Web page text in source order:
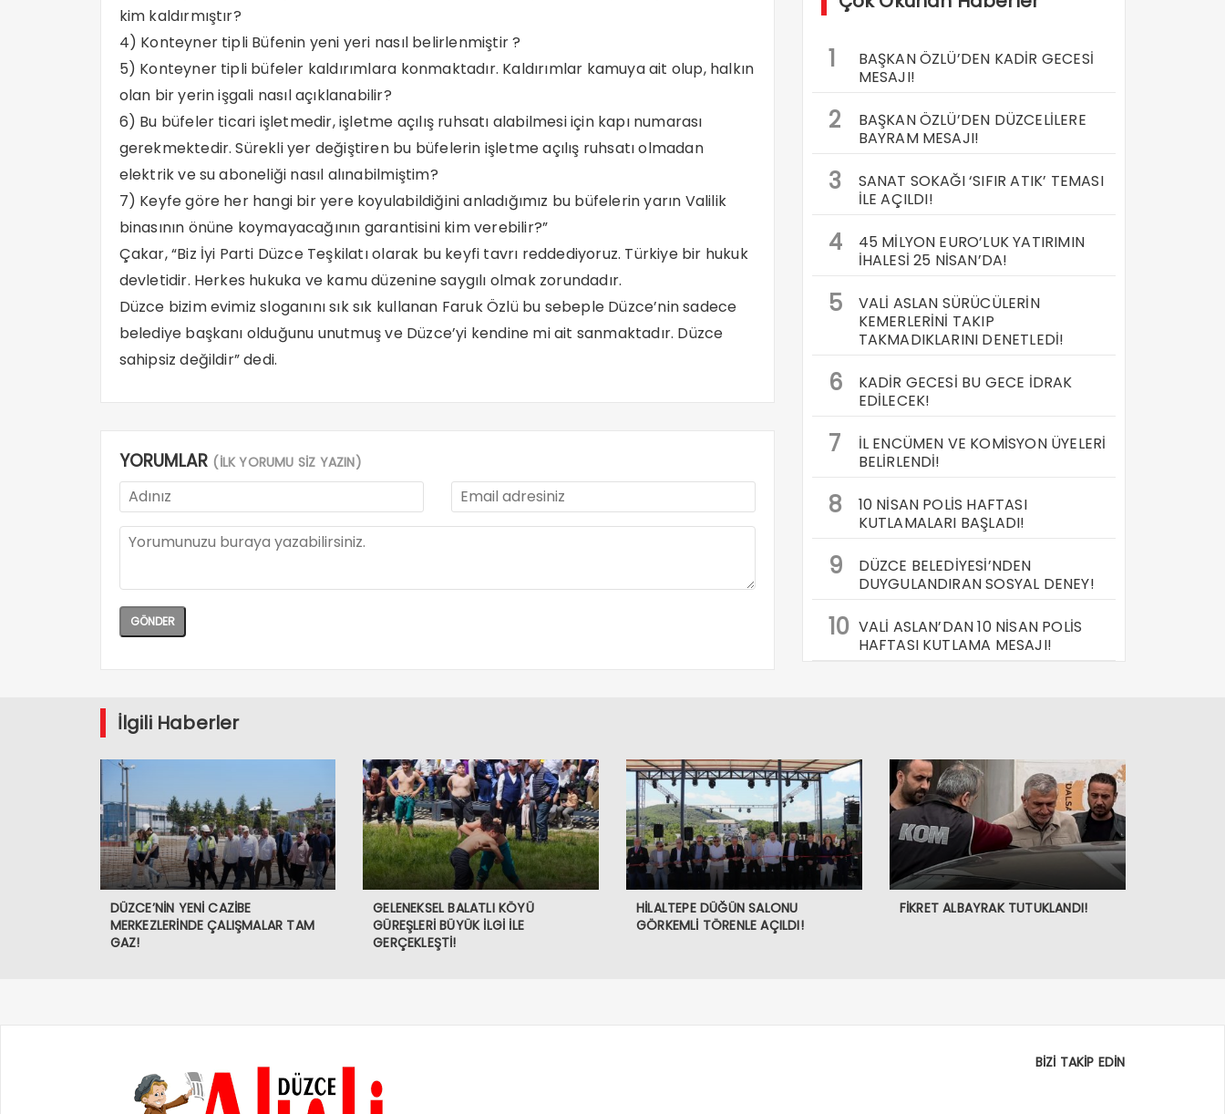
kim kaldırmıştır?
4) Konteyner tipli Büfenin yeni yeri nasıl belirlenmiştir ?
5) Konteyner tipli büfeler kaldırımlara konmaktadır. Kaldırımlar kamuya ait olup, halkın
olan bir yerin işgali nasıl açıklanabilir?
6) Bu büfeler ticari işletmedir, işletme açılış ruhsatı alabilmesi için kapı numarası
gerekmektedir. Sürekli yer değiştiren bu büfelerin işletme açılış ruhsatı olmadan
elektrik ve su aboneliği nasıl alınabilmiştim?
7) Keyfe göre her hangi bir yere koyulabildiğini anladığımız bu büfelerin yarın Valilik
binasının önüne koymayacağının garantisini kim verebilir?”
Çakar, “Biz İyi Parti Düzce Teşkilatı olarak bu keyfi tavrı reddediyoruz. Türkiye bir hukuk
devletidir. Herkes hukuka ve kamu düzenine saygılı olmak zorundadır.
Düzce bizim evimiz sloganını sık sık kullanan Faruk Özlü bu sebeple Düzce’nin sadece
belediye başkanı olduğunu unutmuş ve Düzce’yi kendine mi ait sanmaktadır. Düzce
sahipsiz değildir” dedi.
YORUMLAR (İLK YORUMU SİZ YAZIN)
1
BAŞKAN ÖZLÜ’DEN KADİR GECESİ
MESAJI!
2
BAŞKAN ÖZLÜ’DEN DÜZCELİLERE
BAYRAM MESAJI!
3
SANAT SOKAĞI ‘SIFIR ATIK’ TEMASI
İLE AÇILDI!
4
45 MİLYON EURO’LUK YATIRIMIN
İHALESİ 25 NİSAN’DA!
5
VALİ ASLAN SÜRÜCÜLERİN
KEMERLERİNİ TAKIP
TAKMADIKLARINI DENETLEDİ!
6
KADİR GECESİ BU GECE İDRAK
EDİLECEK!
7
İL ENCÜMEN VE KOMİSYON ÜYELERİ
BELİRLENDİ!
8
10 NİSAN POLİS HAFTASI
KUTLAMALARI BAŞLADI!
9
DÜZCE BELEDİYESİ’NDEN
DUYGULANDIRAN SOSYAL DENEY!
10 VALİ ASLAN’DAN 10 NİSAN POLİS
HAFTASI KUTLAMA MESAJI!
İlgili Haberler
DÜZCE’NİN YENİ CAZİBE
MERKEZLERİNDE ÇALIŞMALAR TAM
GAZ!
GELENEKSEL BALATLI KÖYÜ
GÜREŞLERİ BÜYÜK İLGİ İLE
GERÇEKLEŞTİ!
HİLALTEPE DÜĞÜN SALONU
GÖRKEMLİ TÖRENLE AÇILDI!
FİKRET ALBAYRAK TUTUKLANDI!
BİZİ TAKİP EDİN